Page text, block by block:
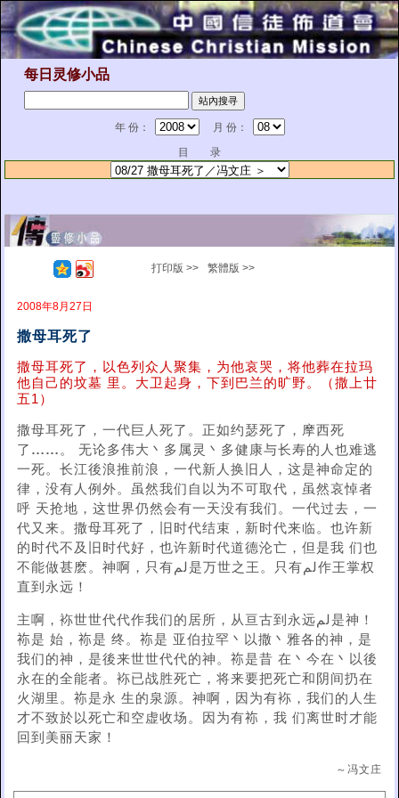
每日灵修小品
年 份：
月 份：
目 录
打印版 >> 繁體版 >>
2008年8月27日
撒母耳死了
撒母耳死了，以色列众人聚集，为他哀哭，将他葬在拉玛
他自己的坟墓 里。大卫起身，下到巴兰的旷野。（撒上廿
五1）
撒母耳死了，一代巨人死了。正如约瑟死了，摩西死
了 …… 。 无论多伟大丶多属灵丶多健康与长寿的人也难逃
一死。长江後浪推前浪，一代新人换旧人，这是神命定的
律，没有人例外。虽然我们自以为不可取代，虽然哀悼者
呼 天抢地，这世界仍然会有一天没有我们。一代过去，一
代又来。撒母耳死了，旧时代结束，新时代来临。也许新
的时代不及旧时代好，也许新时代道德沦亡，但是我 们也
不能做甚麽。神啊，只有لم是万世之王。只有لم作王掌权
直到永远！
主啊，袮世世代代作我们的居所，从亘古到永远لم是神！
袮是 始， 袮是 终。 袮是 亚伯拉罕丶以撒丶雅各的神，是
我们的神，是後来世世代代的神。 袮是昔 在丶今在丶以後
永在的全能者。袮已战胜死亡，将来要把死亡和阴间扔在
火湖里。 袮是永 生的泉源。神啊，因为有袮，我们的人生
才不致於以死亡和空虚收场。因为有袮 ，我 们离世时才能
回到美丽天家！
～冯文庄